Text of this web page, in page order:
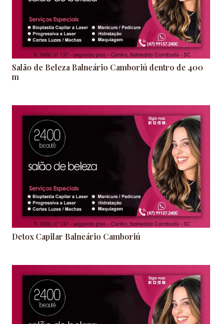
Salão de Beleza Balneário Camboriú dentro de 400
m
Detox Capilar Balneário Camboriú